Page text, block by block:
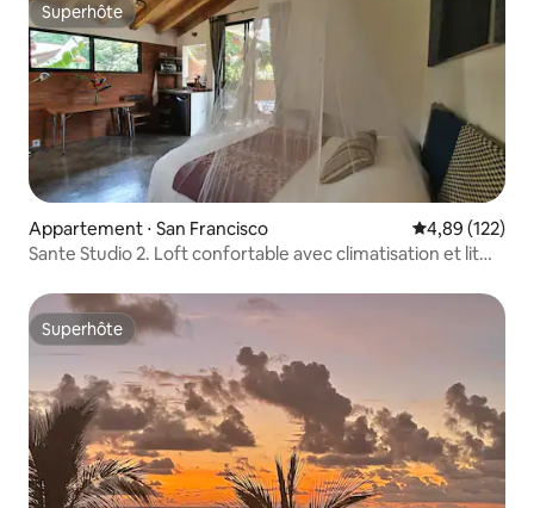
Superhôte
Superhôte
Appartement ⋅ San Francisco Évaluation
4,89 (122)
Sante Studio 2. Loft confortable avec climatisation et lit
Superhôte
Superhôte